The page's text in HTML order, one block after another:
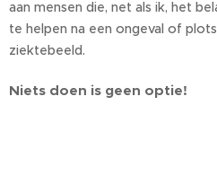
aan mensen die, net als ik, het
te helpen na een ongeval of
ziektebeeld.
Niets doen is geen optie!